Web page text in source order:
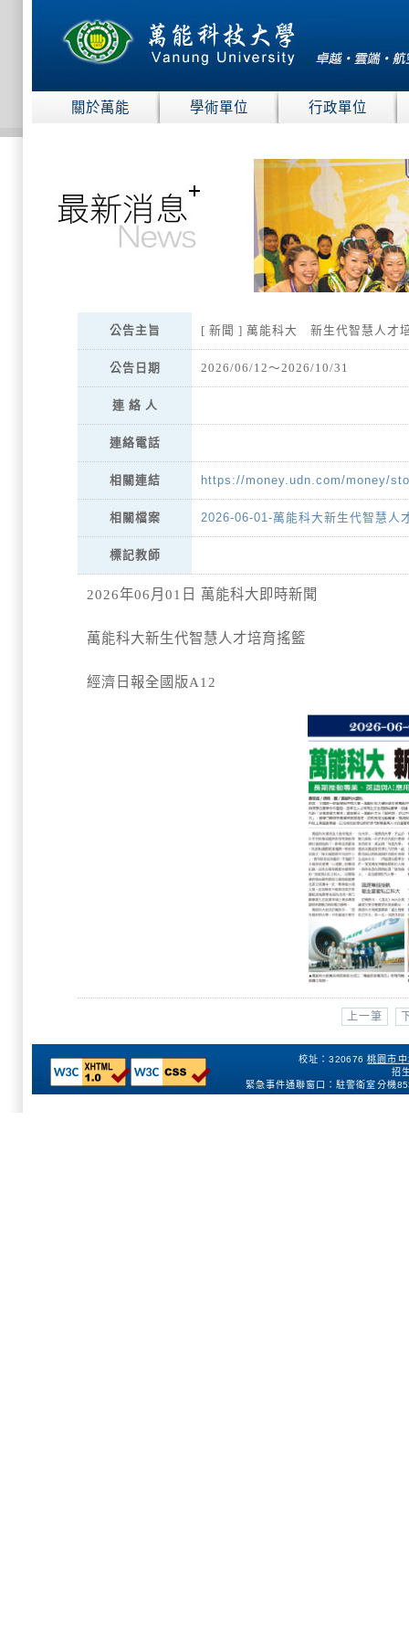
關於萬能 學術單位 行政單位
公告主旨 [ 新聞 ] 萬能科大 新生代智慧人才
公告日期 2026/06/12～2026/10/31
連 絡 人
連絡電話
相關連結 https://money.udn.com/money/
相關檔案 2026-06-01-萬能科大新生代智慧人
標記教師
2026年06月01日 萬能科大即時新聞
萬能科大新生代智慧人才培育搖籃
經濟日報全國版A12
上一筆
校址：320676桃園市
招
緊急事件通聯窗口：駐警衛室分機